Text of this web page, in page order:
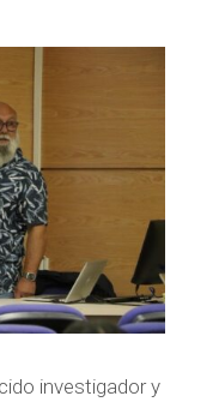
investigador y